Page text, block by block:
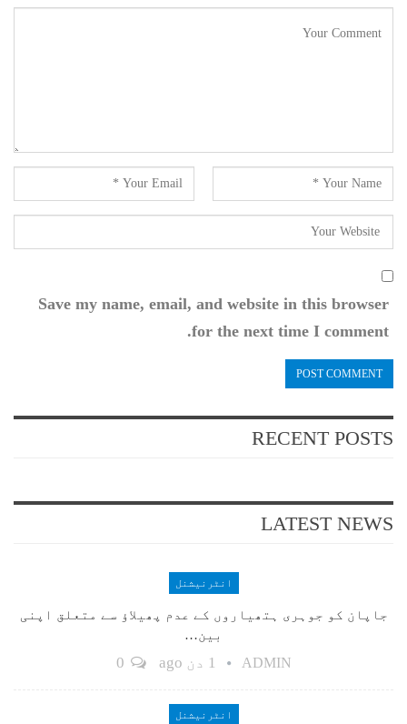
Save my name, email, and website in this browser
for the next time I comment.
RECENT POSTS
LATEST NEWS
انٹرنیشنل
جاپان کو جوہری ہتھیاروں کے عدم پھیلاؤ سے متعلق اپنی
بین…
ADMIN 1 دن ago
انٹرنیشنل